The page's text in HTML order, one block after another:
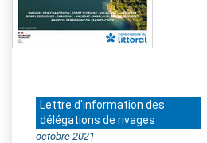
Lettre d'information des
délégations de rivages
octobre 2021